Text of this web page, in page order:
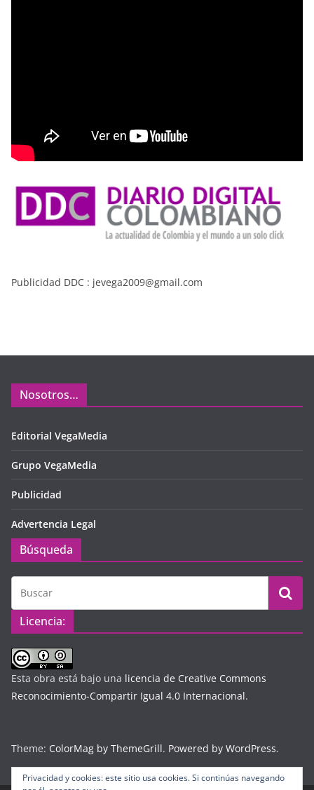
Publicidad DDC : jevega2009@gmail.com
Nosotros…
Editorial VegaMedia
Grupo VegaMedia
Publicidad
Advertencia Legal
Búsqueda
Licencia:
Esta obra está bajo una licencia de Creative Commons
Reconocimiento-Compartir Igual 4.0 Internacional.
Theme: ColorMag by ThemeGrill. Powered by WordPress.
Privacidad y cookies: este sitio usa cookies. Si continúas navegando